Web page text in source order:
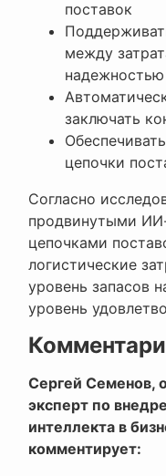
поставок
между
надежностью
заключать
цепочки
Согласно
продвинутыми
цепочками
логистические
уровень запасов
уровень
Сергей Семенов,
эксперт по
интеллекта в
комментирует: